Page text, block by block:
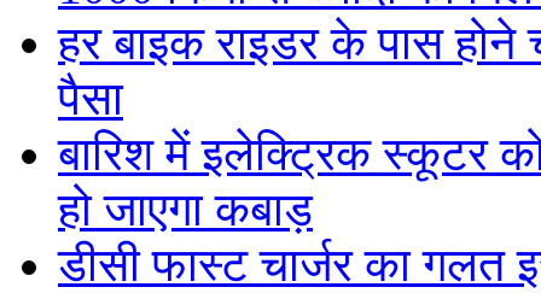
हर बाइक राइडर के पास होने
पैसा
बारिश में इलेक्ट्रिक स्कूटर को
हो जाएगा कबाड़
डीसी फास्ट चार्जर का गलत